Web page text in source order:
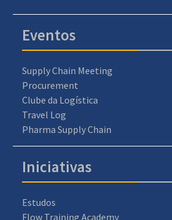
Eventos
Supply Chain Meeting
Procurement
Clube da Logística
Travel Log
Pharma Supply Chain
Iniciativas
Estudos
Flow Training Academy